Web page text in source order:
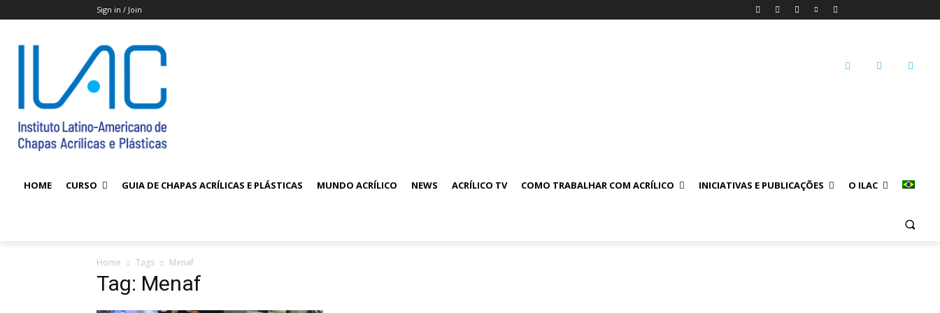
Sign in / Join
HOME CURSO GUIA DE CHAPAS ACRÍLICAS E PLÁSTICAS MUNDO ACRÍLICO NEWS ACRÍLICO TV COMO TRABALHAR COM ACRÍLICO INICIATIVAS E PUBLICAÇÕES O ILAC
Home Tags Menaf
Tag: Menaf